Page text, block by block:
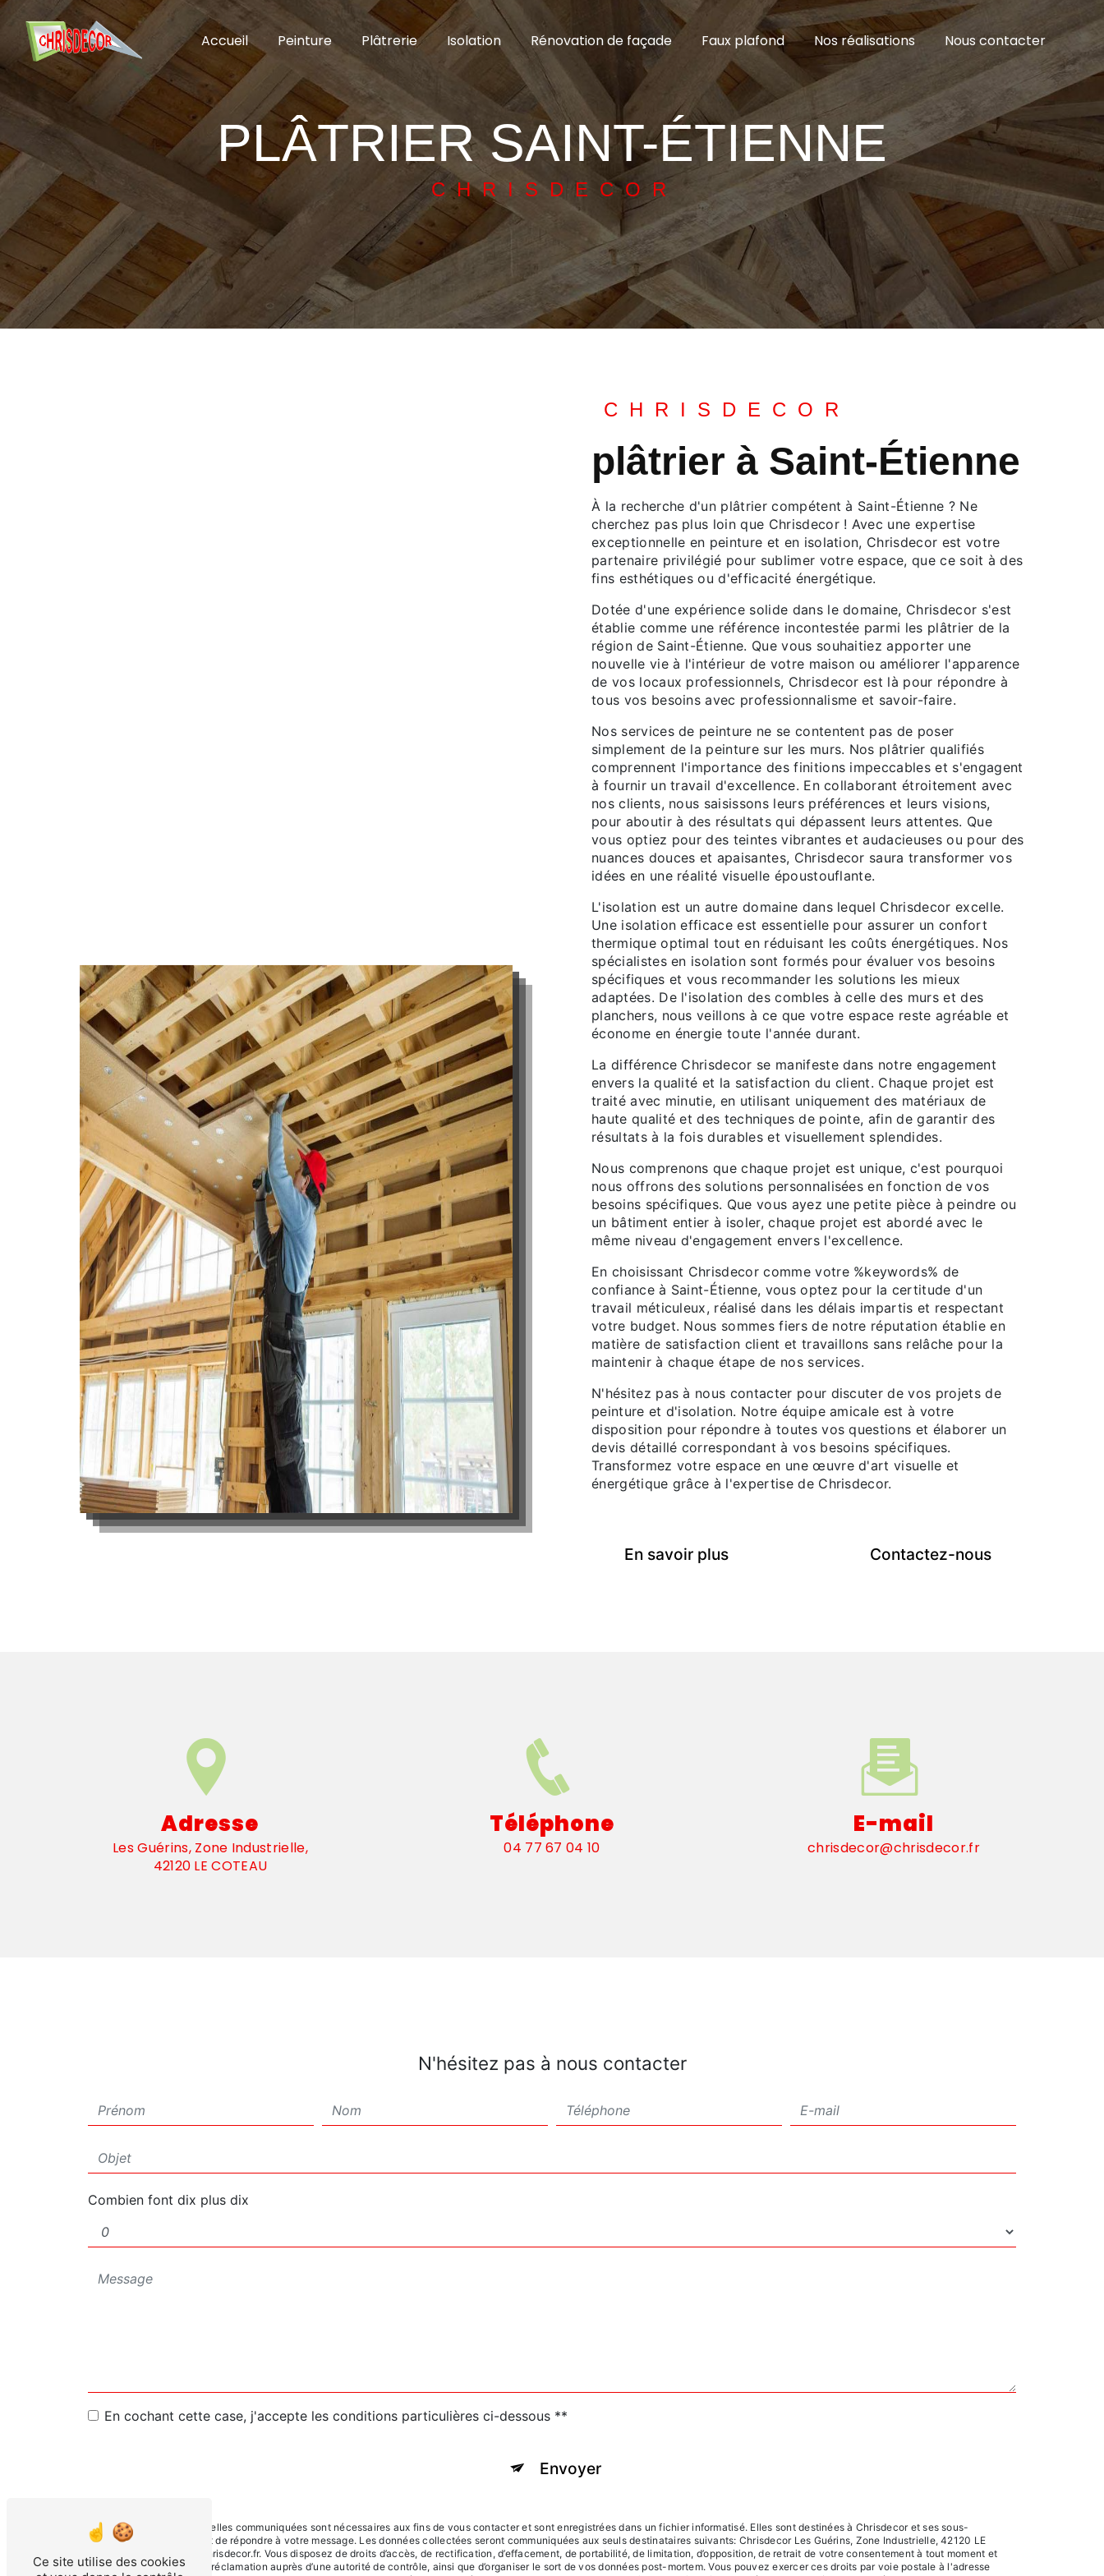
Accueil Peinture Plâtrerie Isolation Rénovation de façade Faux plafond Nos réalisations Nous contacter
PLÂTRIER SAINT-ÉTIENNE
CHRISDECOR
CHRISDECOR
plâtrier à Saint-Étienne
À la recherche d'un plâtrier compétent à Saint-Étienne ? Ne
cherchez pas plus loin que Chrisdecor ! Avec une expertise
exceptionnelle en peinture et en isolation, Chrisdecor est votre
partenaire privilégié pour sublimer votre espace, que ce soit à des
fins esthétiques ou d'efficacité énergétique.
Dotée d'une expérience solide dans le domaine, Chrisdecor s'est
établie comme une référence incontestée parmi les plâtrier de la
région de Saint-Étienne. Que vous souhaitiez apporter une
nouvelle vie à l'intérieur de votre maison ou améliorer l'apparence
de vos locaux professionnels, Chrisdecor est là pour répondre à
tous vos besoins avec professionnalisme et savoir-faire.
Nos services de peinture ne se contentent pas de poser
simplement de la peinture sur les murs. Nos plâtrier qualifiés
comprennent l'importance des finitions impeccables et s'engagent
à fournir un travail d'excellence. En collaborant étroitement avec
nos clients, nous saisissons leurs préférences et leurs visions,
pour aboutir à des résultats qui dépassent leurs attentes. Que
vous optiez pour des teintes vibrantes et audacieuses ou pour des
nuances douces et apaisantes, Chrisdecor saura transformer vos
idées en une réalité visuelle époustouflante.
L'isolation est un autre domaine dans lequel Chrisdecor excelle.
Une isolation efficace est essentielle pour assurer un confort
thermique optimal tout en réduisant les coûts énergétiques. Nos
spécialistes en isolation sont formés pour évaluer vos besoins
spécifiques et vous recommander les solutions les mieux
adaptées. De l'isolation des combles à celle des murs et des
planchers, nous veillons à ce que votre espace reste agréable et
économe en énergie toute l'année durant.
La différence Chrisdecor se manifeste dans notre engagement
envers la qualité et la satisfaction du client. Chaque projet est
traité avec minutie, en utilisant uniquement des matériaux de
haute qualité et des techniques de pointe, afin de garantir des
résultats à la fois durables et visuellement splendides.
Nous comprenons que chaque projet est unique, c'est pourquoi
nous offrons des solutions personnalisées en fonction de vos
besoins spécifiques. Que vous ayez une petite pièce à peindre ou
un bâtiment entier à isoler, chaque projet est abordé avec le
même niveau d'engagement envers l'excellence.
En choisissant Chrisdecor comme votre %keywords% de
confiance à Saint-Étienne, vous optez pour la certitude d'un
travail méticuleux, réalisé dans les délais impartis et respectant
votre budget. Nous sommes fiers de notre réputation établie en
matière de satisfaction client et travaillons sans relâche pour la
maintenir à chaque étape de nos services.
N'hésitez pas à nous contacter pour discuter de vos projets de
peinture et d'isolation. Notre équipe amicale est à votre
disposition pour répondre à toutes vos questions et élaborer un
devis détaillé correspondant à vos besoins spécifiques.
Transformez votre espace en une œuvre d'art visuelle et
énergétique grâce à l'expertise de Chrisdecor.
En savoir plus Contactez-nous
Adresse
Les Guérins, Zone Industrielle,
42120 LE COTEAU
Téléphone
04 77 67 04 10
E-mail
chrisdecor@chrisdecor.fr
N'hésitez pas à nous contacter
Combien font dix plus dix
En cochant cette case, j'accepte les conditions particulières ci-dessous **
Envoyer
** Les données personnelles communiquées sont nécessaires aux fins de vous contacter et sont enregistrées dans un fichier informatisé. Elles sont destinées à Chrisdecor et ses sous-
traitants dans le seul but de répondre à votre message. Les données collectées seront communiquées aux seuls destinataires suivants: Chrisdecor Les Guérins, Zone Industrielle, 42120 LE
COTEAU chrisdecor@chrisdecor.fr. Vous disposez de droits d’accès, de rectification, d’effacement, de portabilité, de limitation, d’opposition, de retrait de votre consentement à tout moment et
du droit d’introduire une réclamation auprès d’une autorité de contrôle, ainsi que d’organiser le sort de vos données post-mortem. Vous pouvez exercer ces droits par voie postale à l'adresse
Panneau de gestion des cookies
Ce site utilise des cookies